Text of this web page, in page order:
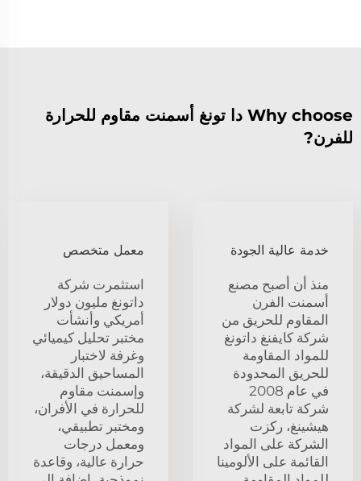
Why choose دا تونغ أسمنت مقاوم للحرارة
للفرن?
خدمة عالية الجودة
منذ أن أصبح مصنع
أسمنت الفرن
المقاوم للحريق من
شركة كايفنغ داتونغ
للمواد المقاومة
للحريق المحدودة
في عام 2008
شركة تابعة لشركة
هيشينغ، ركزت
الشركة على المواد
القائمة على الألومينا
معمل متخصص
استثمرت شركة
داتونغ مليون دولار
أمريكي وأنشأت
مختبر تحليل كيميائي
وغرفة لاختبار
المساحيق الدقيقة،
وإسمنت مقاوم
للحرارة في الأفران،
ومختبر تطبيقي،
ومعمل درجات
حرارة عالية، وقاعدة